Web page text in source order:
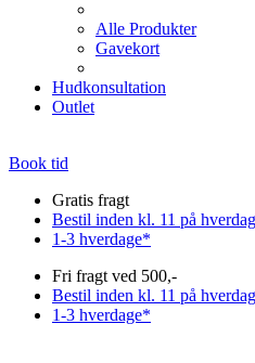
Alle Produkter
Gavekort
Hudkonsultation
Outlet
Book tid
Gratis fragt
Bestil inden kl. 11 på
1-3 hverdage*
Fri fragt ved 500,-
Bestil inden kl. 11 på
1-3 hverdage*